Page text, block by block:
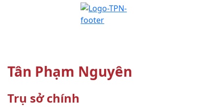
Tân Phạm Nguyên
Trụ sở chính